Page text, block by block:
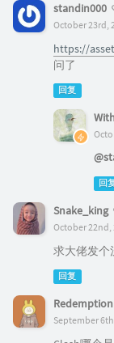
standin000
October 23rd,
https://
问了
回复
回
Snake_king
October 22nd,
求大佬发个
回复
Redemption
September